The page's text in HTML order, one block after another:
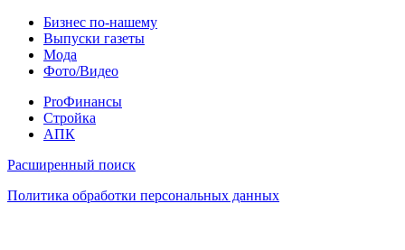
Разное
Бизнес по-нашему
Выпуски газеты
Мода
Фото/Видео
Pro
ProФинансы
Стройка
АПК
Информация
Расширенный поиск
Политика обработки персональных данных